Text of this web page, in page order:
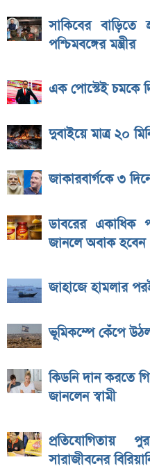
সাকিবের বাড়িতে
পশ্চিমবঙ্গের মন্ত্রীর
এক পোস্টেই চমকে
দুবাইয়ে মাত্র ২০
জাকারবার্গকে ৩
ডাবরের একাধিক
জানলে অবাক হবেন
জাহাজে হামলার
ভূমিকম্পে কেঁপে
কিডনি দান করতে
জানলেন স্বামী
প্রতিযোগিতায়
সারাজীবনের